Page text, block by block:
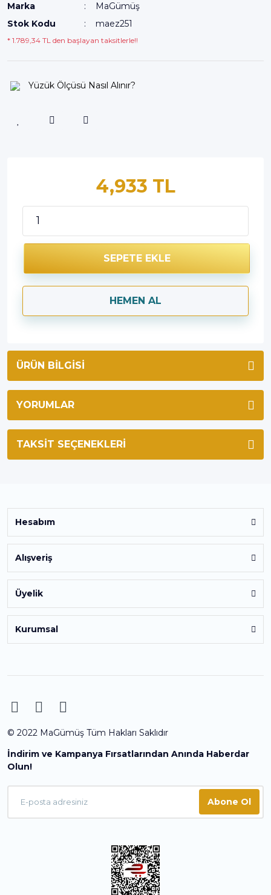
Marka
MaGümüş
Stok Kodu
maez251
* 1.789,34 TL den başlayan taksitlerle!!
Yüzük Ölçüsü Nasıl Alınır?
4,933 TL
SEPETE EKLE
HEMEN AL
ÜRÜN BILGISI
YORUMLAR
TAKSIT SEÇENEKLERI
Hesabım
Alışveriş
Üyelik
Kurumsal
© 2022 MaGümüş Tüm Hakları Saklıdır
İndirim ve Kampanya Fırsatlarından Anında Haberdar
Olun!
Abone Ol